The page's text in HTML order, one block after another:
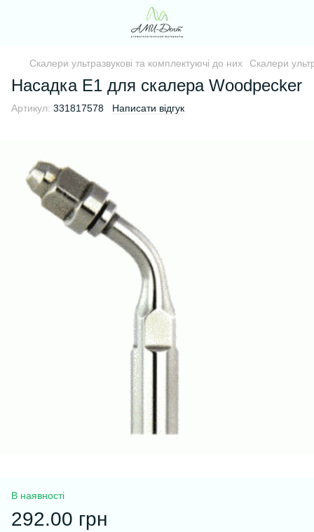
Скалери ультразвукові та комплектуючі до них Скалери
Насадка E1 для скалера Woodpecker
Артикул: 331817578 Написати відгук
В наявності
292.00 грн